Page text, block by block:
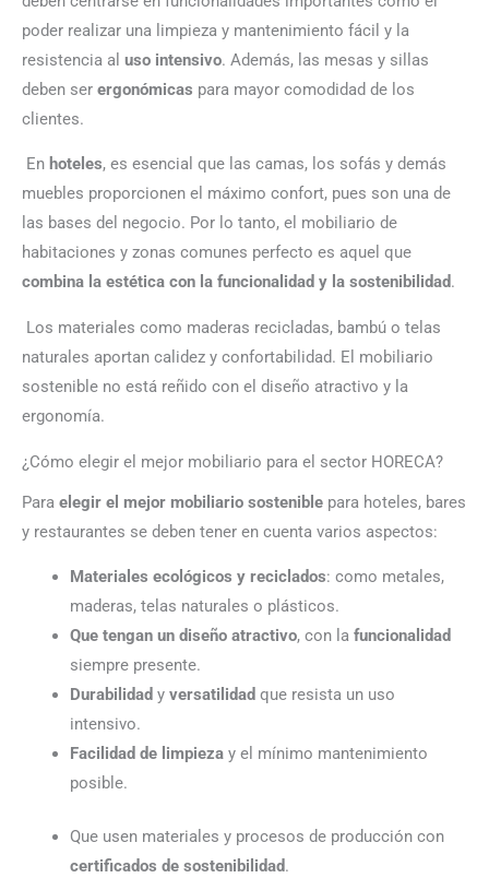
poder realizar una limpieza y mantenimiento fácil y la
resistencia al uso intensivo. Además, las mesas y sillas
deben ser ergonómicas para mayor comodidad de los
clientes.
En hoteles, es esencial que las camas, los sofás y demás
muebles proporcionen el máximo confort, pues son una de
las bases del negocio. Por lo tanto, el mobiliario de
habitaciones y zonas comunes perfecto es aquel que
combina la estética con la funcionalidad y la sostenibilidad.
Los materiales como maderas recicladas, bambú o telas
naturales aportan calidez y confortabilidad. El mobiliario
sostenible no está reñido con el diseño atractivo y la
ergonomía.
¿Cómo elegir el mejor mobiliario para el sector HORECA?
Para elegir el mejor mobiliario sostenible para hoteles, bares
y restaurantes se deben tener en cuenta varios aspectos:
Materiales ecológicos y reciclados: como metales,
maderas, telas naturales o plásticos.
Que tengan un diseño atractivo, con la funcionalidad
siempre presente.
Durabilidad y versatilidad que resista un uso
intensivo.
Facilidad de limpiezay el mínimo mantenimiento
posible.
Que usen materiales y procesos de producción con
certificados de sostenibilidad.